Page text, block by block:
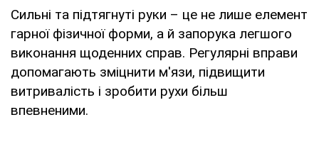
Сильні та підтягнуті руки – це не лише елемент
гарної фізичної форми, а й запорука легшого
виконання щоденних справ. Регулярні вправи
допомагають зміцнити м'язи, підвищити
витривалість і зробити рухи більш
впевненими.